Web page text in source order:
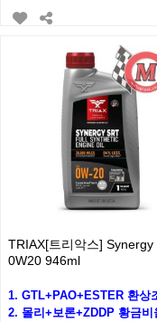
TRIAX[트리악스] Synergy
0W20 946ml
1. GTL+PAO+ESTER 환상
2. 몰리+보론+ZDDP 황금비